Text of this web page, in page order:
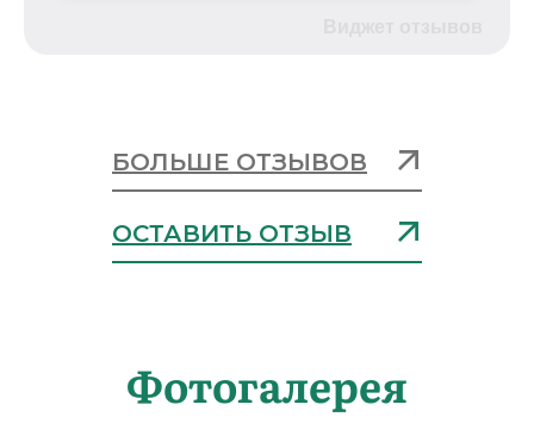
БОЛЬШЕ ОТЗЫВОВ
ОСТАВИТЬ ОТЗЫВ
Фотогалерея